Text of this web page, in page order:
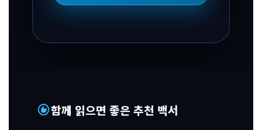
recommend함께 읽으면 좋은 추천 백서